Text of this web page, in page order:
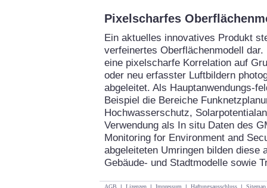
Pixelscharfes
Ein aktuelles innovatives Produkt
verfeinertes Oberflächenmodell
eine pixelscharfe Korrelation auf
oder neu erfasster Luftbildern
abgeleitet. Als Hauptanwendungs-
Beispiel die Bereiche
Hochwasserschutz,
Verwendung als In situ Daten des
Monitoring for Environment and
abgeleiteten Umringen bilden diese
Gebäude- und Stadtmodelle sowie
AGB | Lizenzen | Impressum | Haftungsausschluss | Sitemap